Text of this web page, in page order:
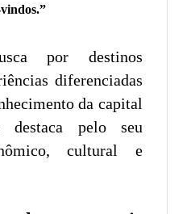
por destinos
diferenciadas
da capital
destaca pelo seu
cultural e